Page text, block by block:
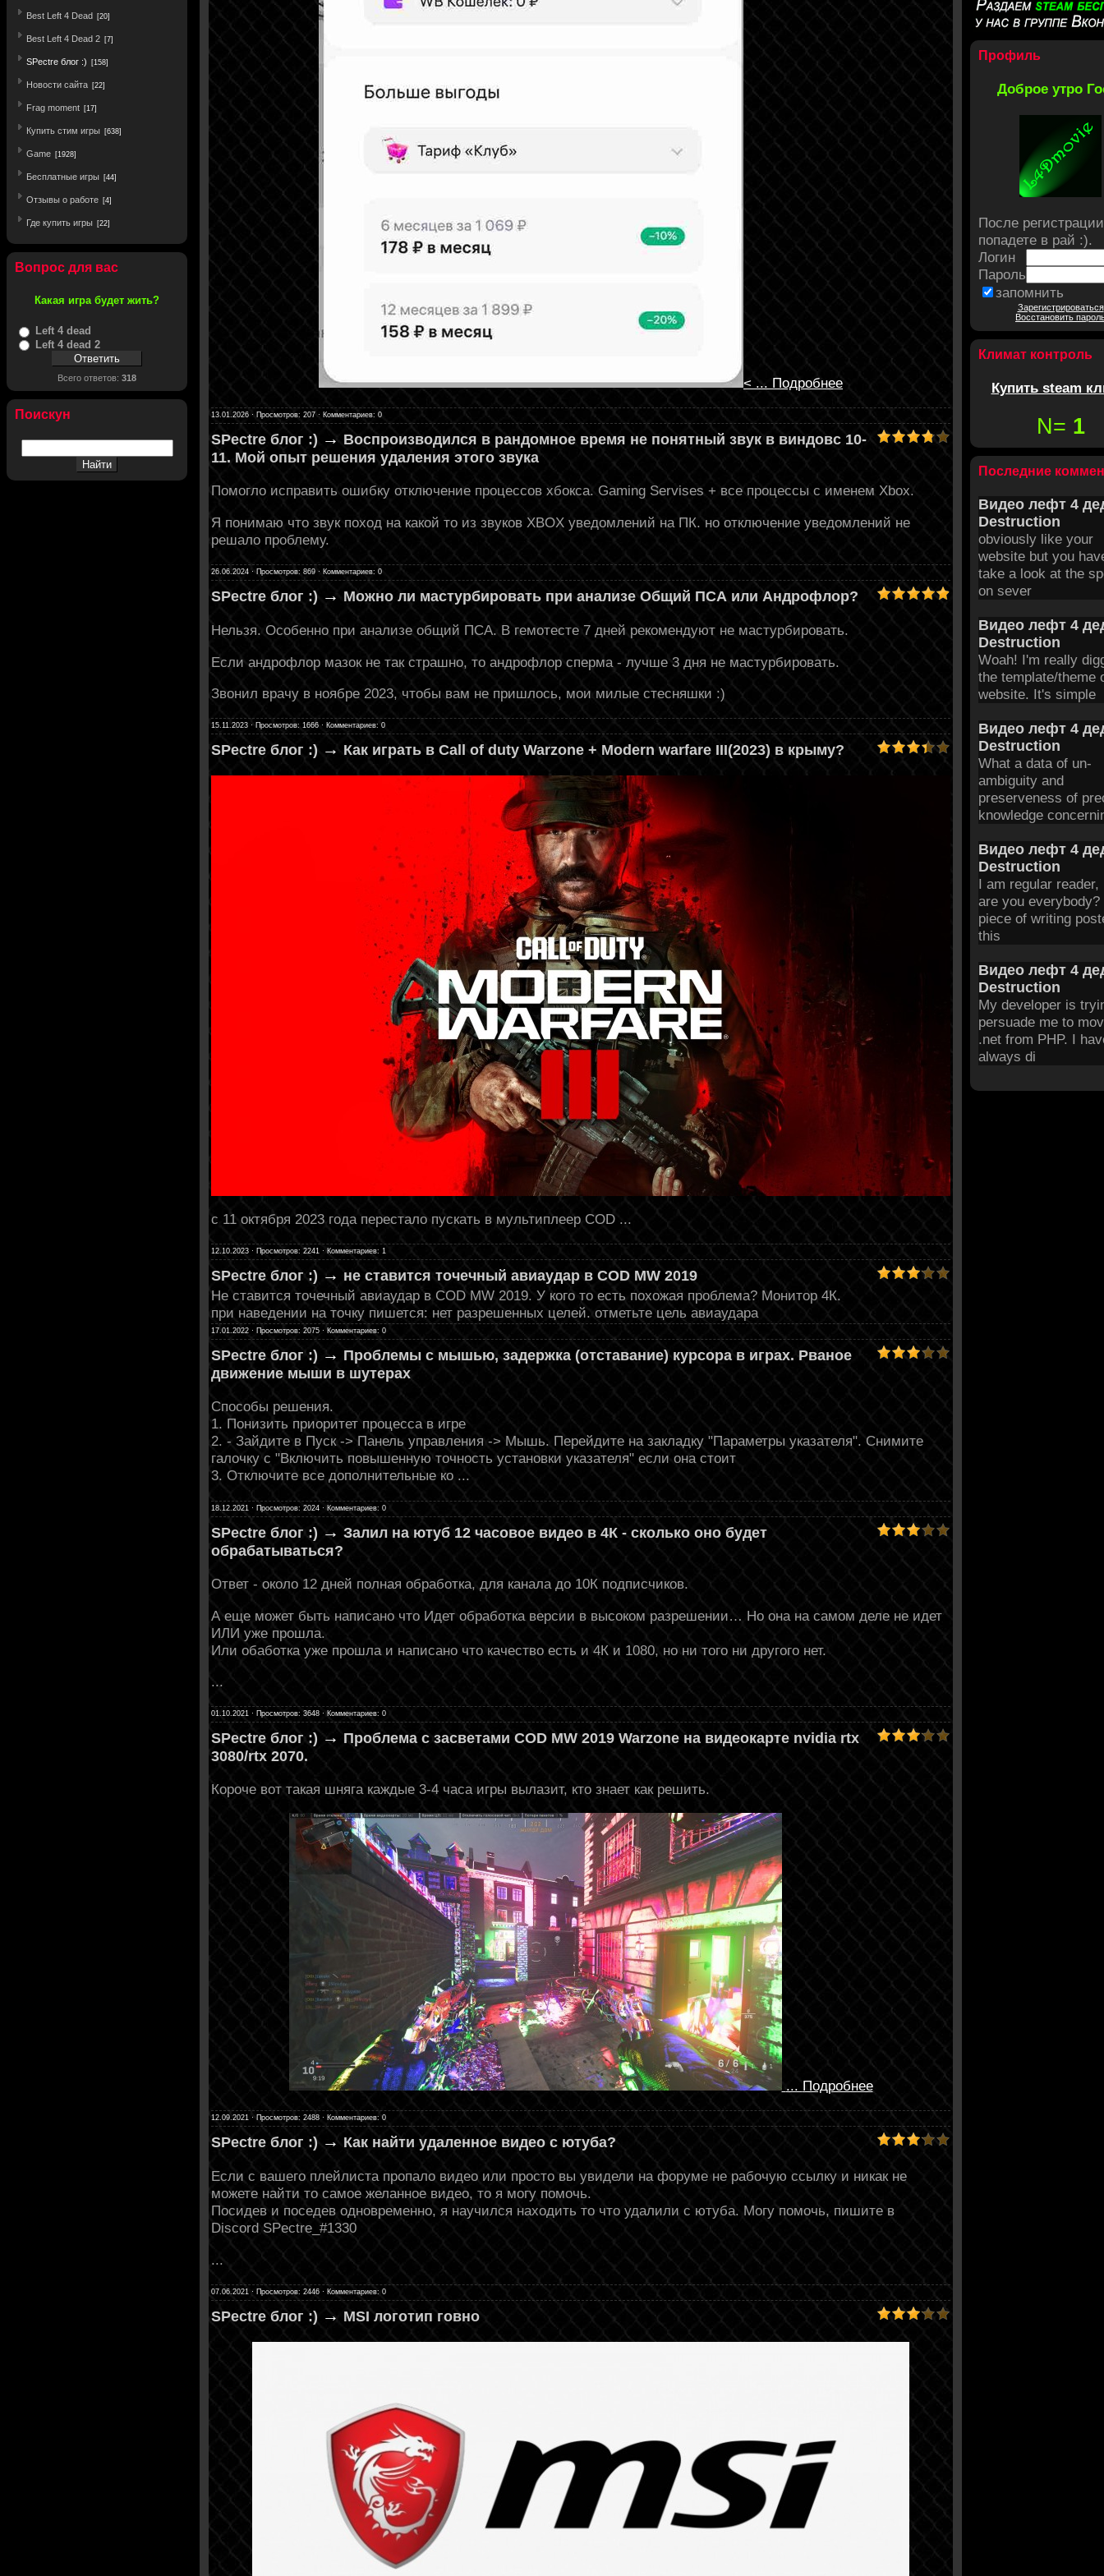
Best Left 4 Dead [20]
Best Left 4 Dead 2 [7]
SPectre блог :) [158]
Новости сайта [22]
Frag moment [17]
Купить стим игры [638]
Game [1928]
Бесплатные игры [44]
Отзывы о работе [4]
Где купить игры [22]
Вопрос для вас
Какая игра будет жить?
Left 4 dead
Left 4 dead 2
Всего ответов: 318
Поискун
< ... Подробнее
13.01.2026 · Просмотров: 207 · Комментариев: 0
SPectre блог :) → Воспроизводился в рандомное время не понятный звук в виндовс 10-
11. Мой опыт решения удаления этого звука
Помогло исправить ошибку отключение процессов хбокса. Gaming Servises + все процессы с именем Xbox.
Я понимаю что звук поход на какой то из звуков XBOX уведомлений на ПК. но отключение уведомлений не
решало проблему.
26.06.2024 · Просмотров: 869 · Комментариев: 0
SPectre блог :) → Можно ли мастурбировать при анализе Общий ПСА или Андрофлор?
Нельзя. Особенно при анализе общий ПСА. В гемотесте 7 дней рекомендуют не мастурбировать.
Если андрофлор мазок не так страшно, то андрофлор сперма - лучше 3 дня не мастурбировать.
Звонил врачу в ноябре 2023, чтобы вам не пришлось, мои милые стесняшки :)
15.11.2023 · Просмотров: 1666 · Комментариев: 0
SPectre блог :) → Как играть в Call of duty Warzone + Modern warfare III(2023) в крыму?
с 11 октября 2023 года перестало пускать в мультиплеер COD ...
12.10.2023 · Просмотров: 2241 · Комментариев: 1
SPectre блог :) → не ставится точечный авиаудар в COD MW 2019
Не ставится точечный авиаудар в COD MW 2019. У кого то есть похожая проблема? Монитор 4К.
при наведении на точку пишется: нет разрешенных целей. отметьте цель авиаудара
17.01.2022 · Просмотров: 2075 · Комментариев: 0
SPectre блог :) → Проблемы с мышью, задержка (отставание) курсора в играх. Рваное
движение мыши в шутерах
Способы решения.
1. Понизить приоритет процесса в игре
2. - Зайдите в Пуск -> Панель управления -> Мышь. Перейдите на закладку "Параметры указателя". Снимите
галочку с "Включить повышенную точность установки указателя" если она стоит
3. Отключите все дополнительные ко ...
18.12.2021 · Просмотров: 2024 · Комментариев: 0
SPectre блог :) → Залил на ютуб 12 часовое видео в 4К - сколько оно будет
обрабатываться?
Ответ - около 12 дней полная обработка, для канала до 10К подписчиков.
А еще может быть написано что Идет обработка версии в высоком разрешении… Но она на самом деле не идет
ИЛИ уже прошла.
Или обаботка уже прошла и написано что качество есть и 4К и 1080, но ни того ни другого нет.
...
01.10.2021 · Просмотров: 3648 · Комментариев: 0
SPectre блог :) → Проблема с засветами COD MW 2019 Warzone на видеокарте nvidia rtx
3080/rtx 2070.
Короче вот такая шняга каждые 3-4 часа игры вылазит, кто знает как решить.
... Подробнее
12.09.2021 · Просмотров: 2488 · Комментариев: 0
SPectre блог :) → Как найти удаленное видео с ютуба?
Если с вашего плейлиста пропало видео или просто вы увидели на форуме не рабочую ссылку и никак не
можете найти то самое желанное видео, то я могу помочь.
Посидев и поседев одновременно, я научился находить то что удалили с ютуба. Могу помочь, пишите в
Discord SPectre_#1330
...
07.06.2021 · Просмотров: 2446 · Комментариев: 0
SPectre блог :) → MSI логотип говно
Профиль
Доброе утро
После
попадете в рай :).
Логин
Пароль
запомнить
Зарегистрироваться
Восстановить
Климат контроль
Купить steam
N= 1
Последние
Видео лефт 4
Destruction
obviously like your
website but you
take a look at the
on sever
Видео лефт 4
Destruction
Woah! I'm really
the template/theme
website. It's simple
Видео лефт 4
Destruction
What a data of un-
ambiguity and
preserveness of
knowledge
Видео лефт 4
Destruction
I am regular reader,
are you everybody?
piece of writing
this
Видео лефт 4
Destruction
My developer is
persuade me to
.net from PHP. I
always di